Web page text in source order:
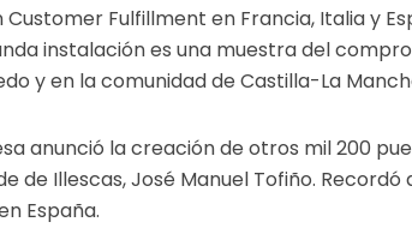
Fulfillment en Francia, Italia y
instalación es una muestra del
y en la comunidad de Castilla-La
anunció la creación de otros mil 200
de Illescas, José Manuel Tofiño.
España.